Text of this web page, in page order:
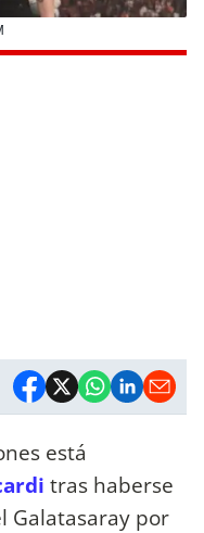
está
tras haberse
Galatasaray por